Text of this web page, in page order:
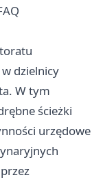
dzielnicy
W tym
ścieżki
urzędowe